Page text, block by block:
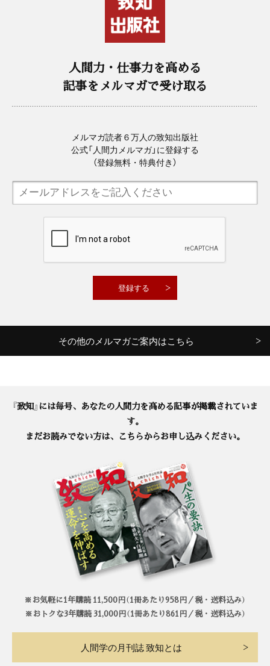
人間力・仕事力を高める
記事をメルマガで受け取る
メルマガ読者６万人の致知出版社
公式「人間力メルマガ」に登録する
（登録無料・特典付き）
その他のメルマガご案内はこちら
『致知』には毎号、あなたの人間力を高める記事が掲載されていま
す。
まだお読みでない方は、こちらからお申し込みください。
※お気軽に1年購読 11,500円（1冊あたり958円／税・送料込み）
※おトクな3年購読 31,000円（1冊あたり861円／税・送料込み）
人間学の月刊誌 致知とは